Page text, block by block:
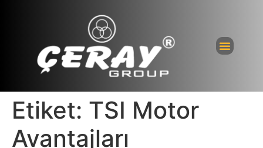
Etiket: TSI Motor
Avantajları